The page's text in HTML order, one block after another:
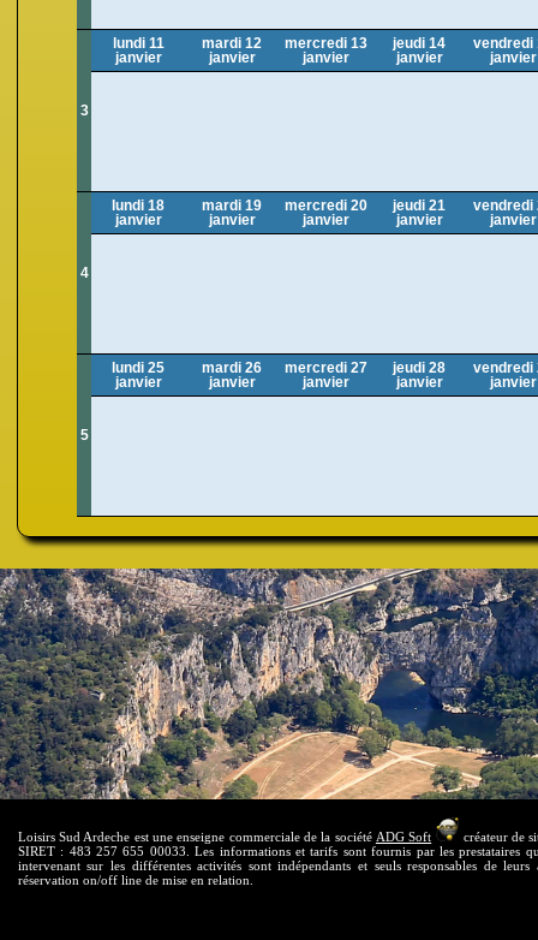
3
lundi 11
janvier
mardi 12
janvier
mercredi 13
janvier
jeudi 14
janvier
vendredi
janvier
4
lundi 18
janvier
mardi 19
janvier
mercredi 20
janvier
jeudi 21
janvier
vendredi
janvier
5
lundi 25
janvier
mardi 26
janvier
mercredi 27
janvier
jeudi 28
janvier
vendredi
janvier
Loisirs Sud Ardeche est une enseigne commerciale de la société ADG Soft
créateur de
SIRET : 483 257 655 00033. Les informations et tarifs sont fournis par les prestataires
intervenant sur les différentes activités sont indépendants et seuls responsables de
réservation on/off line de mise en relation.